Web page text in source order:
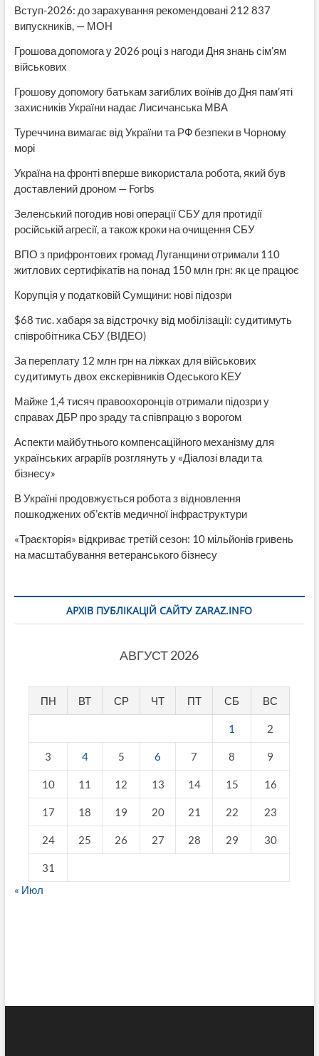
Вступ-2026: до зарахування рекомендовані 212 837
випускників, — МОН
Грошова допомога у 2026 році з нагоди Дня знань сім’ям
військових
Грошову допомогу батькам загиблих воїнів до Дня пам’яті
захисників України надає Лисичанська МВА
Туреччина вимагає від України та РФ безпеки в Чорному
морі
Україна на фронті вперше використала робота, який був
доставлений дроном — Forbs
Зеленський погодив нові операції СБУ для протидії
російській агресії, а також кроки на очищення СБУ
ВПО з прифронтових громад Луганщини отримали 110
житлових сертифікатів на понад 150 млн грн: як це працює
Корупція у податковій Сумщини: нові підозри
$68 тис. хабаря за відстрочку від мобілізації: судитимуть
співробітника СБУ (ВІДЕО)
За переплату 12 млн грн на ліжках для військових
судитимуть двох екскерівників Одеського КЕУ
Майже 1,4 тисяч правоохоронців отримали підозри у
справах ДБР про зраду та співпрацю з ворогом
Аспекти майбутнього компенсаційного механізму для
українських аграріїв розглянуть у «Діалозі влади та
бізнесу»
В Україні продовжується робота з відновлення
пошкоджених об’єктів медичної інфраструктури
«Траєкторія» відкриває третій сезон: 10 мільйонів гривень
на масштабування ветеранського бізнесу
АРХІВ ПУБЛІКАЦІЙ САЙТУ ZARAZ.INFO
АВГУСТ 2026
ПН ВТ СР ЧТ ПТ СБ ВС
1 2
3 4 5 6 7 8 9
10 11 12 13 14 15 16
17 18 19 20 21 22 23
24 25 26 27 28 29 30
31
« Июл